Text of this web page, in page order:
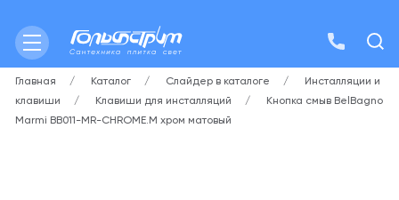
Главная Каталог Слайдер в каталоге
Инсталляции и
клавиши
Клавиши для инсталляций
Кнопка смыв BelBagno
Marmi BB011-MR-CHROME.M хром матовый